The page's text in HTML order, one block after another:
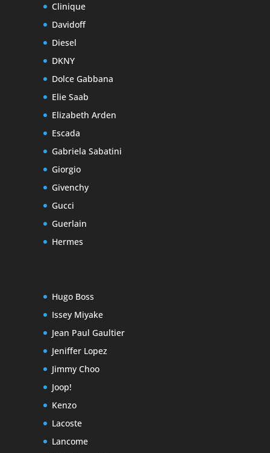
Clinique
Davidoff
Diesel
DKNY
Dolce Gabbana
Elie Saab
Elizabeth Arden
Escada
Gabriela Sabatini
Giorgio
Givenchy
Gucci
Guerlain
Hermes
Hugo Boss
Issey Miyake
Jean Paul Gaultier
Jeniffer Lopez
Jimmy Choo
Joop!
Kenzo
Lacoste
Lancome